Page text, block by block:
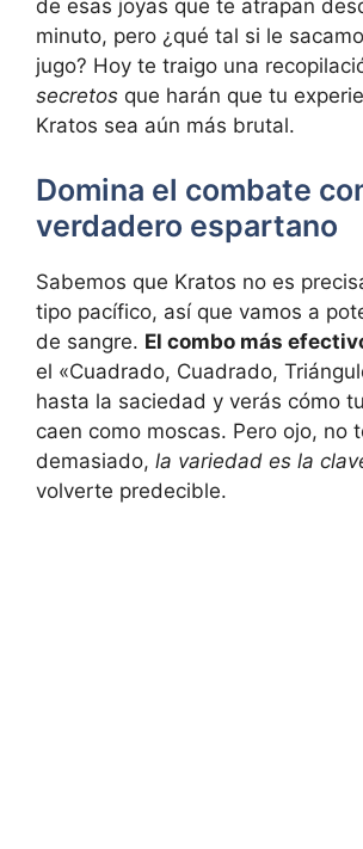
de esas joyas que te atrapan
minuto, pero ¿qué tal si le
jugo? Hoy te traigo una
secretos que harán que tu
Kratos sea aún más brutal.
Domina el combate
verdadero espartano
Sabemos que Kratos no es
tipo pacífico, así que vamos a
de sangre. El combo más
el «Cuadrado, Cuadrado,
hasta la saciedad y verás cómo
caen como moscas. Pero ojo, no
demasiado, la variedad es la
volverte predecible.